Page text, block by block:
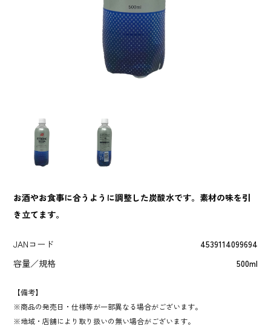
お酒やお食事に合うように調整した炭酸水です。素材の味を引
き立てます。
JANコード
4539114099694
容量／規格
500ml
【備考】
商品の発売日・仕様等が一部異なる場合がございます。
地域・店舗により取り扱いの無い場合がございます。